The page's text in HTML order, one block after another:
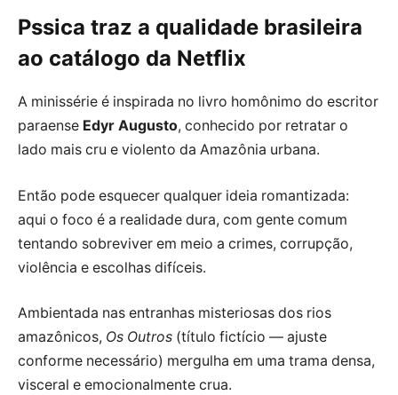
Pssica traz a qualidade brasileira
ao catálogo da Netflix
A minissérie é inspirada no livro homônimo do escritor
paraense Edyr Augusto, conhecido por retratar o
lado mais cru e violento da Amazônia urbana.
Então pode esquecer qualquer ideia romantizada:
aqui o foco é a realidade dura, com gente comum
tentando sobreviver em meio a crimes, corrupção,
violência e escolhas difíceis.
Ambientada nas entranhas misteriosas dos rios
amazônicos, Os Outros (título fictício — ajuste
conforme necessário) mergulha em uma trama densa,
visceral e emocionalmente crua.